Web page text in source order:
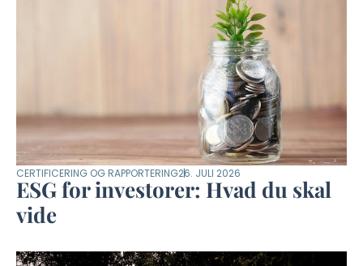
CERTIFICERING OG RAPPORTERING26. JULI 2026
ESG for investorer: Hvad du skal
vide